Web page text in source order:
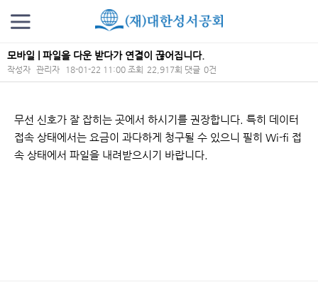
모바일 | 파일을 다운 받다가 연결이 끊어집니다.
작성자 관리자 18-01-22 11:00 조회 22,917회 댓글 0건
무선 신호가 잘 잡히는 곳에서 하시기를 권장합니다. 특히 데이터
접속 상태에서는 요금이 과다하게 청구될 수 있으니 필히 Wi-fi 접
속 상태에서 파일을 내려받으시기 바랍니다.